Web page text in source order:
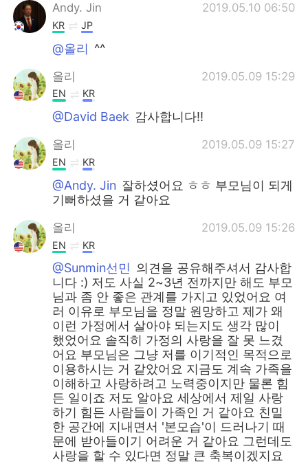
Italiano
Português
Andy. Jin
2019.05.10 06:50
KR JP
@올리 ^^
올리 2019.05.09 15:29
EN KR
@David Baek 감사합니다!!
올리 2019.05.09 15:27
EN KR
@Andy. Jin 잘하셨어요 ㅎㅎ 부모님이 되게
기뻐하셨을 거 같아요
올리 2019.05.09 15:26
EN KR
@Sunmin선민 의견을 공유해주셔서 감사합
니다 :) 저도 사실 2~3년 전까지만 해도 부모
님과 좀 안 좋은 관계를 가지고 있었어요 여
러 이유로 부모님을 정말 원망하고 제가 왜
이런 가정에서 살아야 되는지도 생각 많이
했었어요 솔직히 가정의 사랑을 잘 못 느겼
어요 부모님은 그냥 저를 이기적인 목적으로
이용하시는 거 같았어요 지금도 계속 가족을
이해하고 사랑하려고 노력중이지만 물론 힘
든 일이죠 저도 알아요 세상에서 제일 사랑
하기 힘든 사람들이 가족인 거 같아요 친밀
한 공간에 지내면서 '본모습'이 드러나기 때
문에 받아들이기 어려운 거 같아요 그런데도
사랑을 할 수 있다면 정말 큰 축복이겠지요